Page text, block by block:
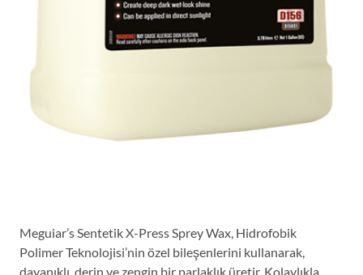
Meguiar’s Sentetik X-Press Sprey Wax, Hidrofobik
Polimer Teknolojisi’nin özel bileşenlerini kullanarak,
dayanıklı, derin ve zengin bir parlaklık üretir. Kolaylıkla